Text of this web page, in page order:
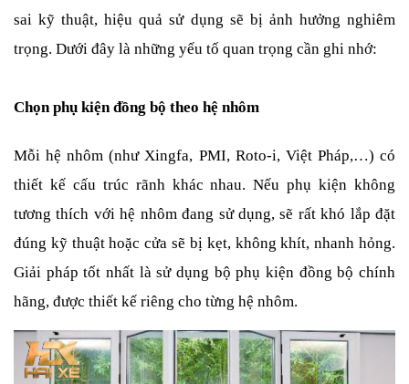
sai kỹ thuật, hiệu quả sử dụng sẽ bị ảnh hưởng nghiêm
trọng. Dưới đây là những yếu tố quan trọng cần ghi nhớ:
Chọn phụ kiện đồng bộ theo hệ nhôm
Mỗi hệ nhôm (như Xingfa, PMI, Roto-i, Việt Pháp,…) có
thiết kế cấu trúc rãnh khác nhau. Nếu phụ kiện không
tương thích với hệ nhôm đang sử dụng, sẽ rất khó lắp đặt
đúng kỹ thuật hoặc cửa sẽ bị kẹt, không khít, nhanh hỏng.
Giải pháp tốt nhất là sử dụng bộ phụ kiện đồng bộ chính
hãng, được thiết kế riêng cho từng hệ nhôm.